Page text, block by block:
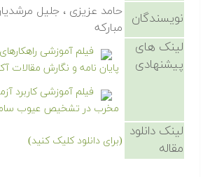
نویسندگان
حامد عزیزی ، جلیل
مبارکه
لینک های
پیشنهادی
فیلم آموزشی
پایان نامه و نگارش مقالات
فیلم آموزشی کاربرد
مخرب در تشخیص عیوب
لینک دانلود
مقاله
(برای دانلود کلیک کنید)